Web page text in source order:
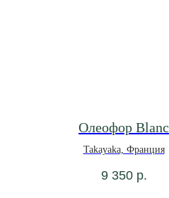
Олеофор Blanc
Takayaka, Франция
9 350 р.